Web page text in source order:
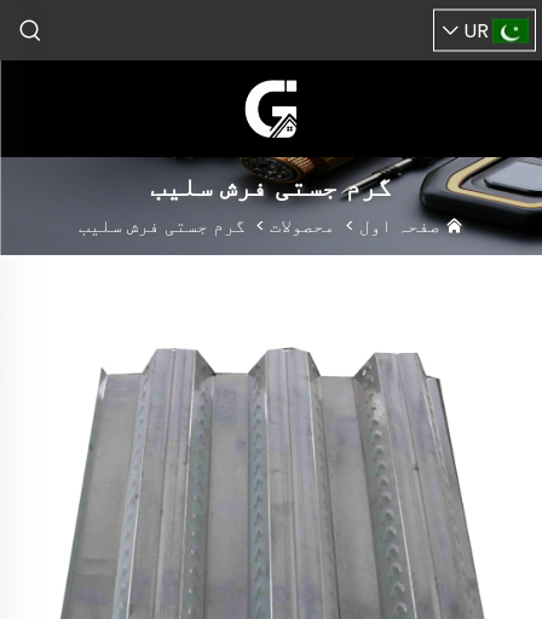
UR
گرم جستی فرش سلیب
صفحہ اول > محصولات > گرم جستی فرش سلیب